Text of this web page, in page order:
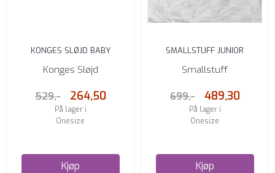
KONGES SLØJD BABY
SENGESETT 70 X 100
Konges Sløjd
529,- 264,50
På lager i
Onesize
Kjøp
SMALLSTUFF JUNIOR
SENGESETT ELEFANTER GRÅ
Smallstuff
699,- 489,30
På lager i
Onesize
Kjøp